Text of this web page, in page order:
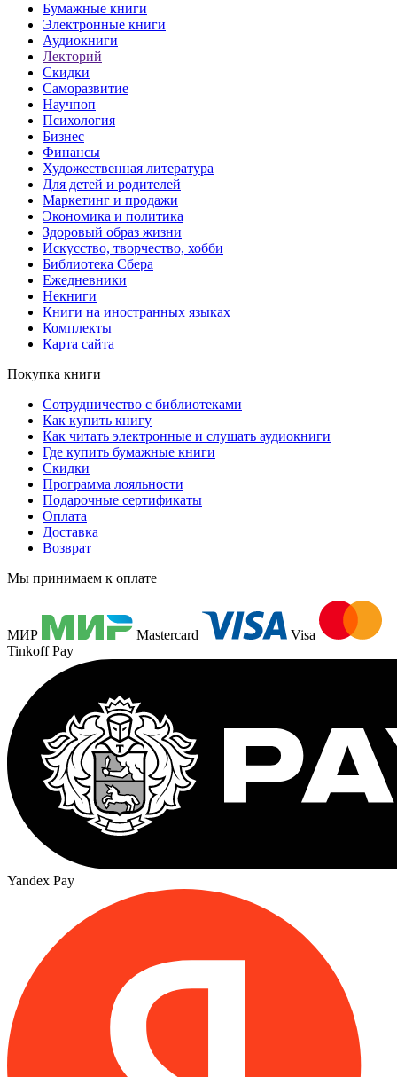
Бумажные книги
Электронные книги
Аудиокниги
Лекторий
Скидки
Саморазвитие
Научпоп
Психология
Бизнес
Финансы
Художественная литература
Для детей и родителей
Маркетинг и продажи
Экономика и политика
Здоровый образ жизни
Искусство, творчество, хобби
Библиотека Сбера
Ежедневники
Некниги
Книги на иностранных языках
Комплекты
Карта сайта
Покупка книги
Сотрудничество с библиотеками
Как купить книгу
Как читать электронные и слушать аудиокниги
Где купить бумажные книги
Скидки
Программа лояльности
Подарочные сертификаты
Оплата
Доставка
Возврат
Мы принимаем к оплате
МИР Mastercard
Visa
Tinkoff Pay
Yandex Pay